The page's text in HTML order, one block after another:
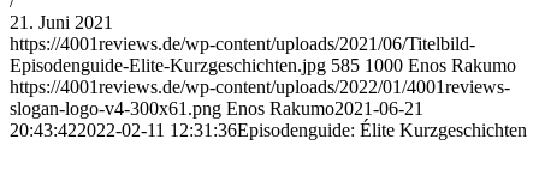
21. Juni 2021
https://4001reviews.de/wp-content/uploads/2021/06/Titelbild-
Episodenguide-Elite-Kurzgeschichten.jpg 585 1000 Enos Rakumo
https://4001reviews.de/wp-content/uploads/2022/01/4001reviews-
slogan-logo-v4-300x61.png Enos Rakumo2021-06-21
20:43:422022-02-11 12:31:36Episodenguide: Élite Kurzgeschichten